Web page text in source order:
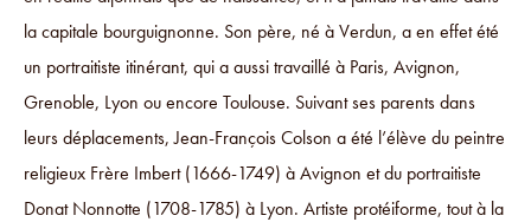
la capitale bourguignonne. Son père, né à Verdun, a en effet été
un portraitiste itinérant, qui a aussi travaillé à Paris, Avignon,
Grenoble, Lyon ou encore Toulouse. Suivant ses parents dans
leurs déplacements, Jean-François Colson a été l’élève du peintre
religieux Frère Imbert (1666-1749) à Avignon et du portraitiste
Donat Nonnotte (1708-1785) à Lyon. Artiste protéiforme, tout à la